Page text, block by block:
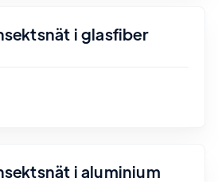
i glasfiber
i aluminium